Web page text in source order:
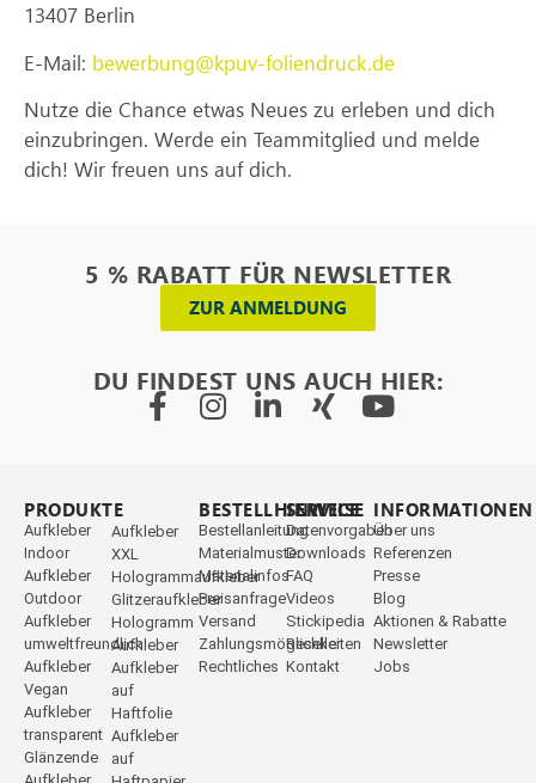
13407 Berlin
E-Mail: bewerbung@kpuv-foliendruck.de
Nutze die Chance etwas Neues zu erleben und dich
einzubringen. Werde ein Teammitglied und melde
dich! Wir freuen uns auf dich.
5 % RABATT FÜR NEWSLETTER
ZUR ANMELDUNG
DU FINDEST UNS AUCH HIER:
PRODUKTE
Aufkleber
Indoor
Aufkleber
Outdoor
Aufkleber
umweltfreundlich
Aufkleber
Vegan
Aufkleber
transparent
Glänzende
_
Aufkleber
XXL
Hologrammaufkleber
Glitzeraufkleber
Hologramm
Aufkleber
Aufkleber
auf
Haftfolie
Aufkleber
auf
BESTELLHINWEISE
Bestellanleitung
Materialmuster
Materialinfos
Preisanfrage
Versand
Zahlungsmöglichkeiten
Rechtliches
SERVICE
Datenvorgaben
Downloads
FAQ
Videos
Stickipedia
Reseller
Kontakt
INFORMATIONEN
Über uns
Referenzen
Presse
Blog
Aktionen & Rabatte
Newsletter
Jobs